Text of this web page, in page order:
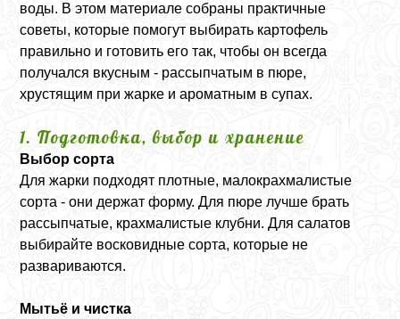
воды. В этом материале собраны практичные
советы, которые помогут выбирать картофель
правильно и готовить его так, чтобы он всегда
получался вкусным - рассыпчатым в пюре,
хрустящим при жарке и ароматным в супах.
1. Подготовка, выбор и хранение
Выбор сорта
Для жарки подходят плотные, малокрахмалистые
сорта - они держат форму. Для пюре лучше брать
рассыпчатые, крахмалистые клубни. Для салатов
выбирайте восковидные сорта, которые не
развариваются.
Мытьё и чистка